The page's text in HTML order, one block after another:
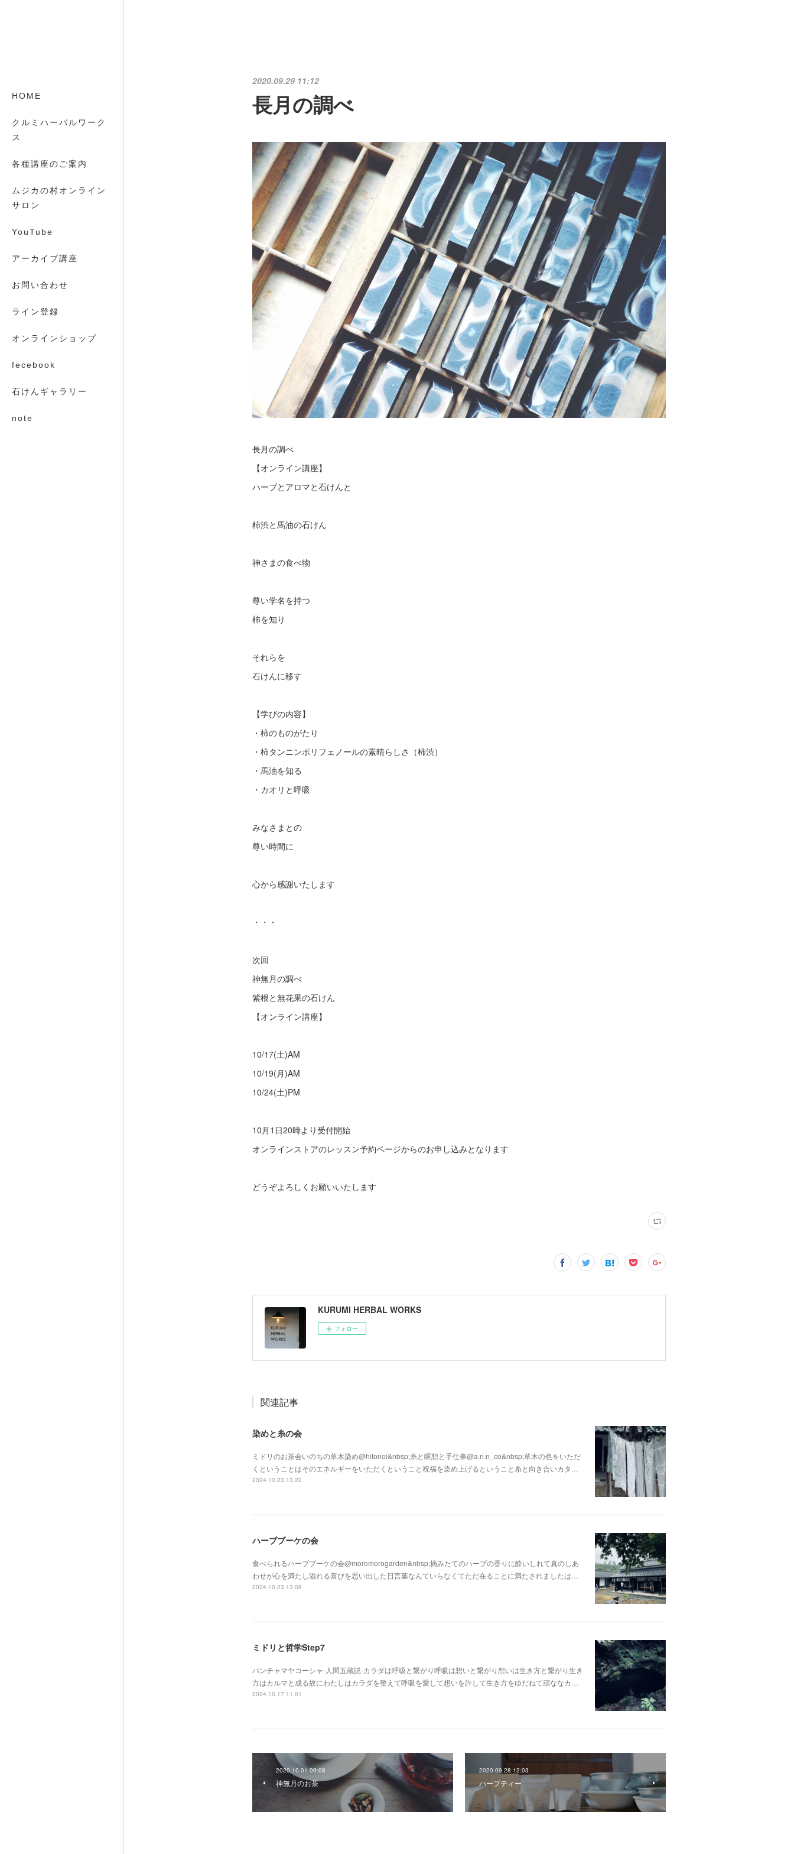
HOME
クルミハーバルワーク
ス
各種講座のご案内
ムジカの村オンライン
サロン
YouTube
アーカイブ講座
お問い合わせ
ライン登録
オンラインショップ
fecebook
石けんギャラリー
note
2020.09.29 11:12
長月の調べ
長月の調べ
【オンライン講座】
ハーブとアロマと石けんと
柿渋と馬油の石けん
神さまの食べ物
尊い学名を持つ
柿を知り
それらを
石けんに移す
【学びの内容】
・柿のものがたり
・柿タンニンポリフェノールの素晴らしさ（柿渋）
・馬油を知る
・カオリと呼吸
みなさまとの
尊い時間に
心から感謝いたします
・・・
次回
神無月の調べ
紫根と無花果の石けん
【オンライン講座】
10/17(土)AM
10/19(月)AM
10/24(土)PM
10月1日20時より受付開始
オンラインストアのレッスン予約ページからのお申し込みとなります
どうぞよろしくお願いいたします
KURUMI HERBAL WORKS
フォロー
関連記事
染めと糸の会
ミドリのお茶会いのちの草木染め@hitonoi&nbsp;糸と瞑想と手仕事@a.n.n_co&nbsp;草木の色をいただ
くということはそのエネルギーをいただくということ祝福を染め上げるということ糸と向き合いカタ…
2024.10.23 13:22
ハーブブーケの会
食べられるハーブブーケの会@moromorogarden&nbsp;摘みたてのハーブの香りに酔いしれて真のしあ
わせが心を満たし溢れる喜びを思い出した日言葉なんていらなくてただ在ることに満たされましたは…
2024.10.23 13:08
ミドリと哲学Step7
パンチャマヤコーシャ-人間五蔵説-カラダは呼吸と繋がり呼吸は想いと繋がり想いは生き方と繋がり生き
方はカルマと成る故にわたしはカラダを整えて呼吸を愛して想いを許して生き方をゆだねて頑ななカ…
2024.10.17 11:01
2020.10.01 09:08
神無月のお茶
2020.09.28 12:03
ハーブティー